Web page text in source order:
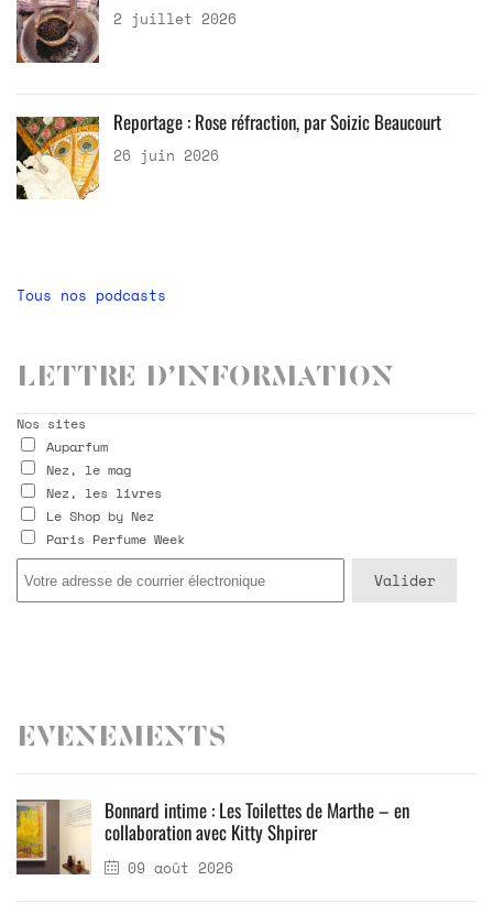
2 juillet 2026
Reportage : Rose réfraction, par Soizic Beaucourt
26 juin 2026
Tous nos podcasts
Lettre d’information
Nos sites
Auparfum
Nez, le mag
Nez, les livres
Le Shop by Nez
Paris Perfume Week
Evenements
09 août 2026
Bonnard intime : Les Toilettes de Marthe – en
collaboration avec Kitty Shpirer